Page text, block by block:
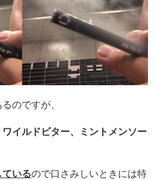
のですが、
イルドビター、ミントメンソー
いるので口さみしいときには特